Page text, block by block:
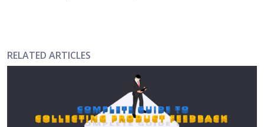
RELATED ARTICLES